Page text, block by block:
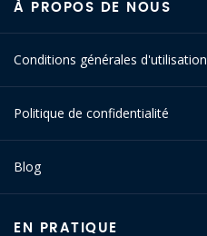
À PROPOS DE NOUS
Conditions générales d'utilisation
Politique de confidentialité
Blog
EN PRATIQUE